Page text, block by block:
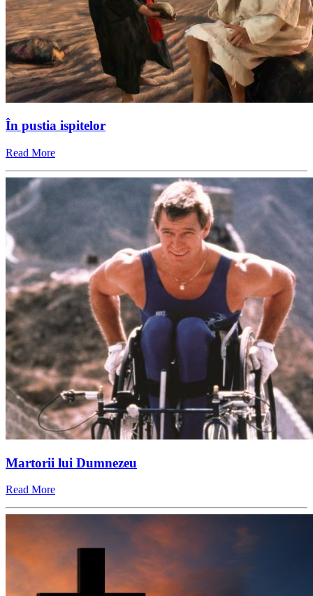
În pustia ispitelor
Read More
Martorii lui Dumnezeu
Read More